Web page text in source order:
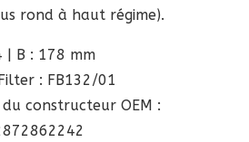
rond à haut régime).
| B : 178 mm
: FB132/01
du constructeur OEM :